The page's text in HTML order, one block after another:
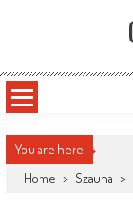
You are here
Home > Szauna >